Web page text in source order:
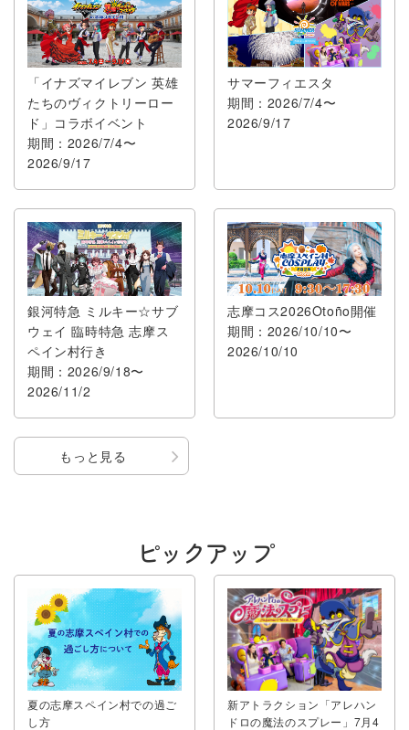
「イナズマイレブン 英雄
たちのヴィクトリーロー
ド」コラボイベント
期間：2026/7/4〜
2026/9/17
サマーフィエスタ
期間：2026/7/4〜
2026/9/17
銀河特急 ミルキー☆サブ
ウェイ 臨時特急 志摩ス
ペイン村行き
期間：2026/9/18〜
2026/11/2
志摩コス2026Otoño開催
期間：2026/10/10〜
2026/10/10
もっと見る
ピックアップ
夏の志摩スペイン村での過ご
し方
新アトラクション「アレハン
ドロの魔法のスプレー」7月4